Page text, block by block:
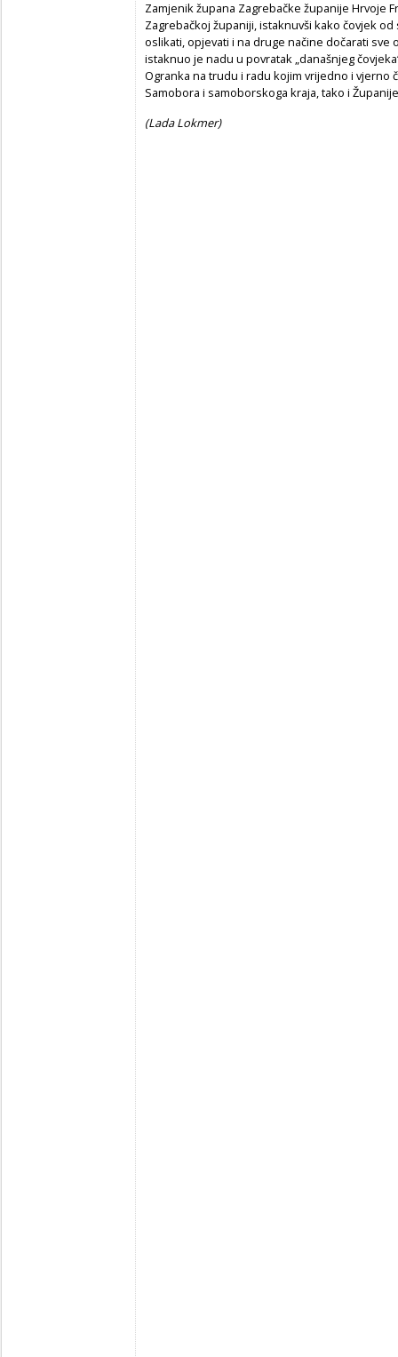
Zamjenik župana Zagrebačke županije Hrvoje
Zagrebačkoj županiji, istaknuvši kako čovjek
oslikati, opjevati i na druge načine dočarati sve
istaknuo je nadu u povratak „današnjeg
Ogranka na trudu i radu kojim vrijedno i vjerno
Samobora i samoborskoga kraja, tako i
(Lada Lokmer)